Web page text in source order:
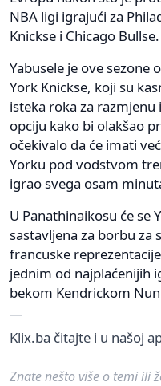
NBA ligi igrajući za
Knickse i Chicago Bullse.
Yabusele je ove sezone
York Knickse, koji su
isteka roka za
opciju kako bi olakšao
očekivalo da će imati
Yorku pod vodstvom
igrao svega osam
U Panathinaikosu će se
sastavljena za borbu za
francuske
jednim od najplaćenijih
bekom Kendrickom
Klix.ba čitajte i u našoj
Znate nešto više o temi ili